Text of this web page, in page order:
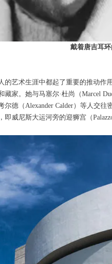
戴着唐吉耳
艺术生涯中都起了重要的推动作
家。她与马塞尔·杜尚（Marcel
德（Alexander Calder）等人交
威尼斯大运河旁的迎狮宫（